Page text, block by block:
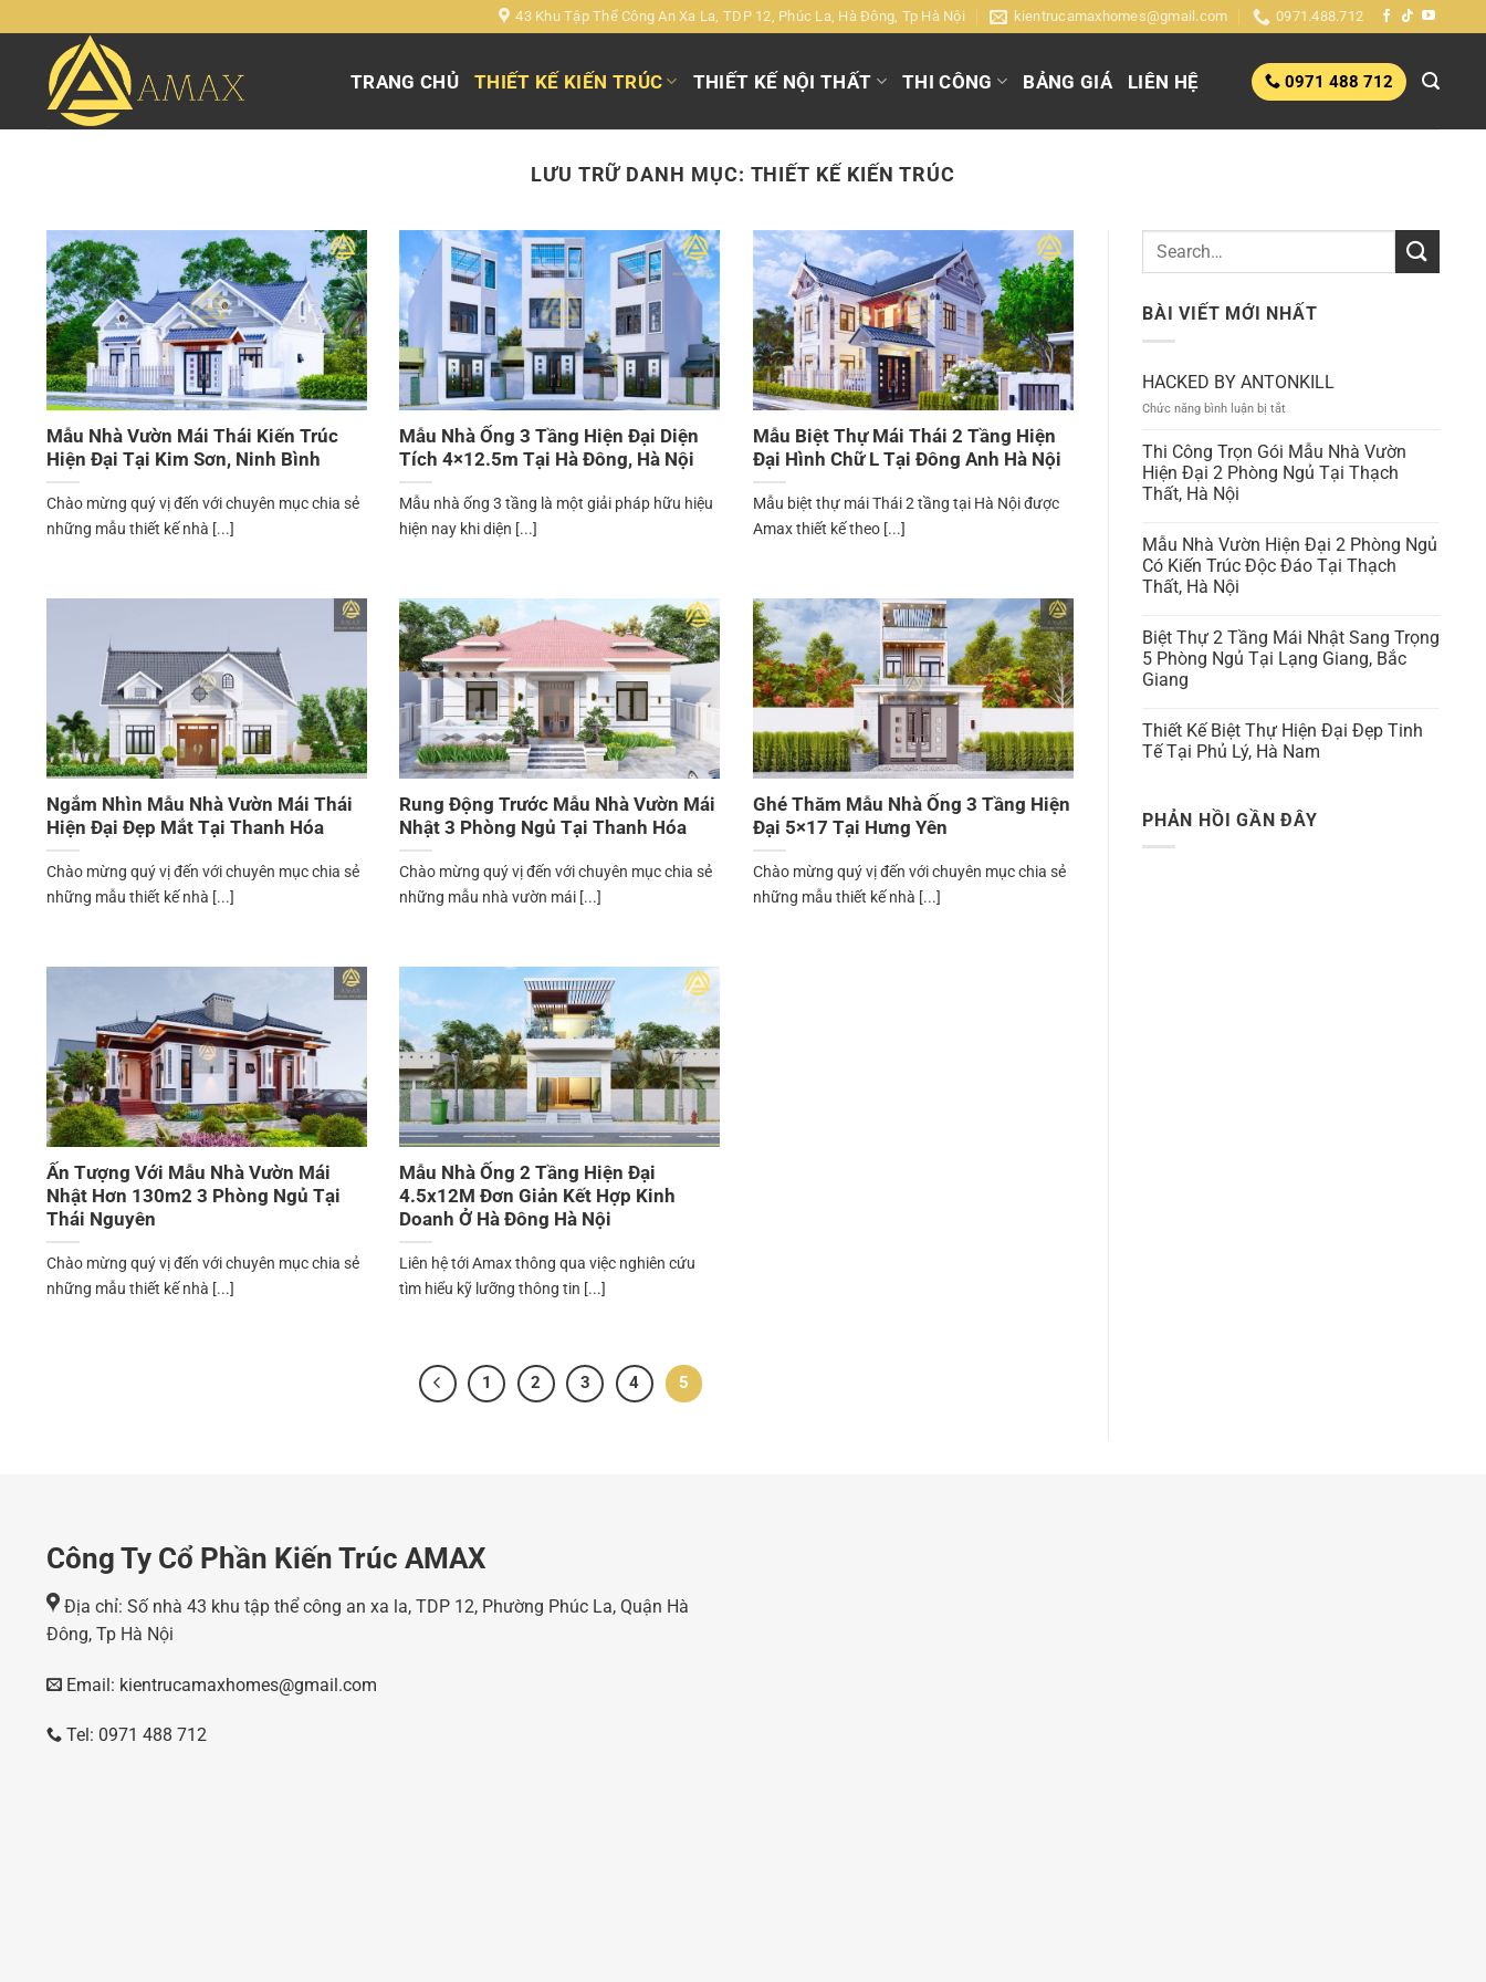
đến
43 Khu Tập Thể Công An Xa La, TDP 12, Phúc La, Hà Đông, Tp Hà Nội kientrucamaxhomes@gmail.com 0971.488.712
TRANG CHỦ THIẾT KẾ KIẾN TRÚC THIẾT KẾ NỘI THẤT THI CÔNG BẢNG GIÁ LIÊN HỆ 0971 488 712
LƯU TRỮ DANH MỤC: THIẾT KẾ KIẾN TRÚC
Mẫu Nhà Vườn Mái Thái Kiến Trúc
Hiện Đại Tại Kim Sơn, Ninh Bình
Chào mừng quý vị đến với chuyên mục chia sẻ
những mẫu thiết kế nhà [...]
Mẫu Nhà Ống 3 Tầng Hiện Đại Diện
Tích 4×12.5m Tại Hà Đông, Hà Nội
Mẫu nhà ống 3 tầng là một giải pháp hữu hiệu
hiện nay khi diện [...]
Mẫu Biệt Thự Mái Thái 2 Tầng Hiện
Đại Hình Chữ L Tại Đông Anh Hà Nội
Mẫu biệt thự mái Thái 2 tầng tại Hà Nội được
Amax thiết kế theo [...]
Ngắm Nhìn Mẫu Nhà Vườn Mái Thái
Hiện Đại Đẹp Mắt Tại Thanh Hóa
Chào mừng quý vị đến với chuyên mục chia sẻ
những mẫu thiết kế nhà [...]
Rung Động Trước Mẫu Nhà Vườn Mái
Nhật 3 Phòng Ngủ Tại Thanh Hóa
Chào mừng quý vị đến với chuyên mục chia sẻ
những mẫu nhà vườn mái [...]
Ghé Thăm Mẫu Nhà Ống 3 Tầng Hiện
Đại 5×17 Tại Hưng Yên
Chào mừng quý vị đến với chuyên mục chia sẻ
những mẫu thiết kế nhà [...]
Ấn Tượng Với Mẫu Nhà Vườn Mái
Nhật Hơn 130m2 3 Phòng Ngủ Tại
Thái Nguyên
Chào mừng quý vị đến với chuyên mục chia sẻ
những mẫu thiết kế nhà [...]
Mẫu Nhà Ống 2 Tầng Hiện Đại
4.5x12M Đơn Giản Kết Hợp Kinh
Doanh Ở Hà Đông Hà Nội
Liên hệ tới Amax thông qua việc nghiên cứu
tìm hiểu kỹ lưỡng thông tin [...]
1 2 3 4 5
BÀI VIẾT MỚI NHẤT
HACKED BY ANTONKILL
Chức năng bình luận bị tắt
BY
ANTONKILL
Thi Công Trọn Gói Mẫu Nhà Vườn
Hiện Đại 2 Phòng Ngủ Tại Thạch
Thất, Hà Nội
Mẫu Nhà Vườn Hiện Đại 2 Phòng Ngủ
Có Kiến Trúc Độc Đáo Tại Thạch
Thất, Hà Nội
Biệt Thự 2 Tầng Mái Nhật Sang Trọng
5 Phòng Ngủ Tại Lạng Giang, Bắc
Giang
Thiết Kế Biệt Thự Hiện Đại Đẹp Tinh
Tế Tại Phủ Lý, Hà Nam
PHẢN HỒI GẦN ĐÂY
Công Ty Cổ Phần Kiến Trúc AMAX
Địa chỉ: Số nhà 43 khu tập thể công an xa la, TDP 12, Phường Phúc La, Quận Hà
Đông, Tp Hà Nội
Email: kientrucamaxhomes@gmail.com
Tel: 0971 488 712